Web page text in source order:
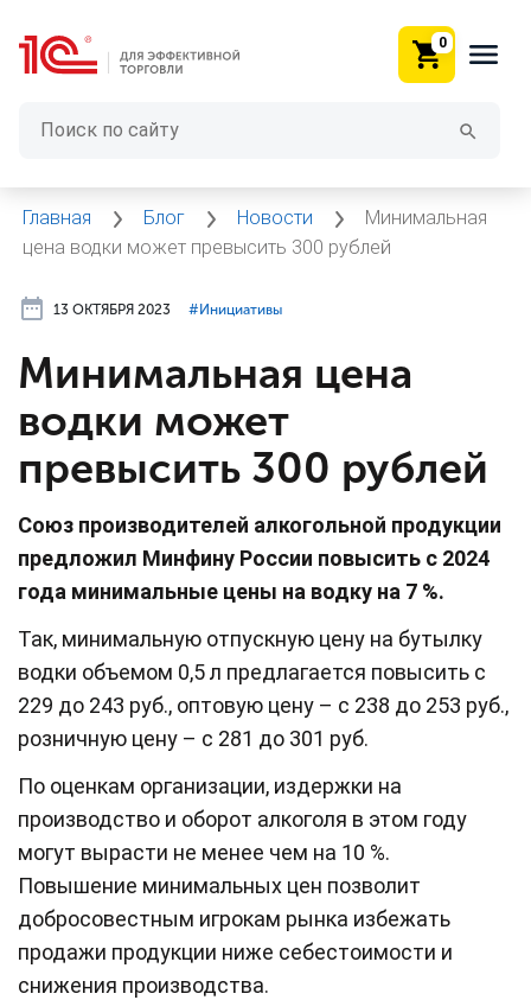
0
Главная Блог Новости
Минимальная
цена водки может превысить 300 рублей
13 ОКТЯБРЯ 2023 #⁣Инициативы
Минимальная цена
водки может
превысить 300 рублей
Союз производителей алкогольной продукции
предложил Минфину России повысить с 2024
года минимальные цены на водку на 7 %.
Так, минимальную отпускную цену на бутылку
водки объемом 0,5 л предлагается повысить с
229 до 243 руб., оптовую цену – с 238 до 253 руб.,
розничную цену – с 281 до 301 руб.
По оценкам организации, издержки на
производство и оборот алкоголя в этом году
могут вырасти не менее чем на 10 %.
Повышение минимальных цен позволит
добросовестным игрокам рынка избежать
продажи продукции ниже себестоимости и
снижения производства.